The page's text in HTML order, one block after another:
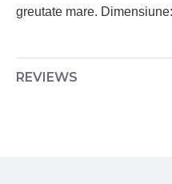
greutate mare.
REVIEWS